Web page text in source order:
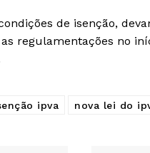
de isenção,
regulamentações no
ipva nova lei do